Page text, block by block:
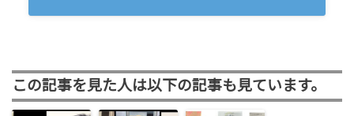
この記事を見た人は以下の記事も見ています。